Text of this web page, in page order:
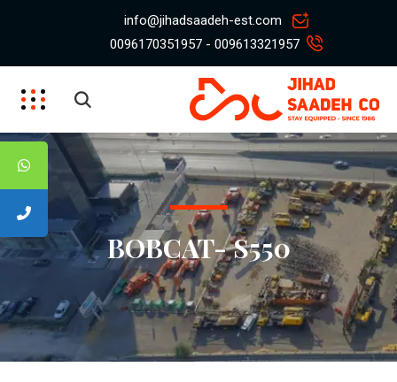
info@jihadsaadeh-est.com
009613321957 - 0096170351957
BOBCAT- S550